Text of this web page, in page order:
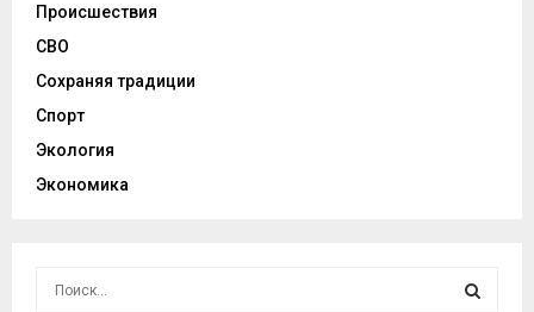
Происшествия
СВО
Сохраняя традиции
Спорт
Экология
Экономика